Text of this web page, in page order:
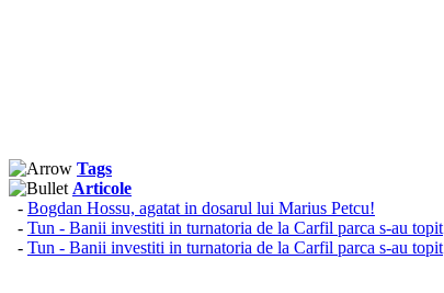
Tags
Articole
- Bogdan Hossu, agatat in dosarul lui Marius Petcu!
- Tun - Banii investiti in turnatoria de la Carfil parca s-au topit
- Tun - Banii investiti in turnatoria de la Carfil parca s-au topit